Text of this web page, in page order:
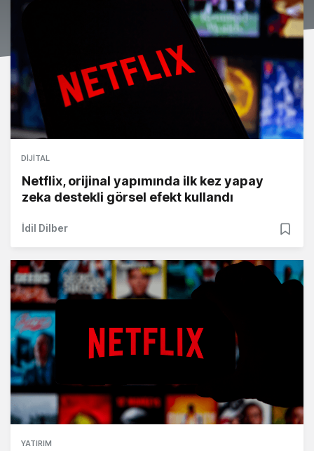
DIJITAL
Netflix, orijinal yapımında ilk kez yapay
zeka destekli görsel efekt kullandı
İdil Dilber
YATIRIM